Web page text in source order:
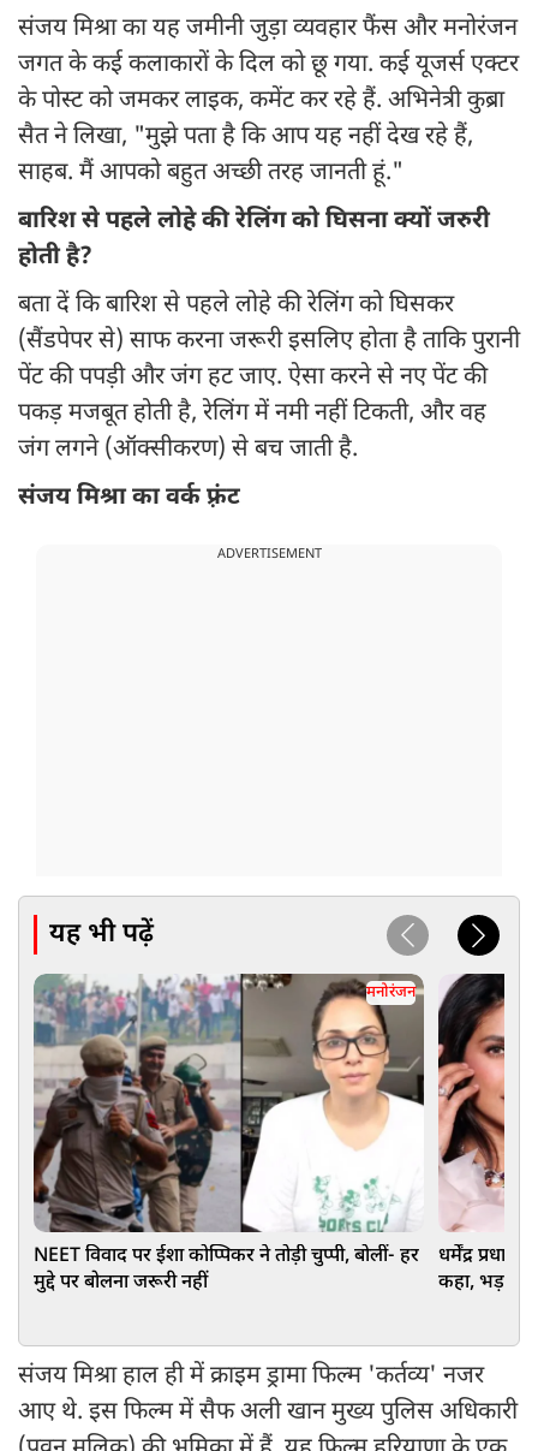
संजय मिश्रा का यह जमीनी जुड़ा व्यवहार फैंस और मनोरंजन
जगत के कई कलाकारों के दिल को छू गया. कई यूजर्स एक्टर
के पोस्ट को जमकर लाइक, कमेंट कर रहे हैं. अभिनेत्री कुब्रा
सैत ने लिखा, "मुझे पता है कि आप यह नहीं देख रहे हैं,
साहब. मैं आपको बहुत अच्छी तरह जानती हूं."
बारिश से पहले लोहे की रेलिंग को घिसना क्यों जरुरी
होती है?
बता दें कि बारिश से पहले लोहे की रेलिंग को घिसकर
(सैंडपेपर से) साफ करना जरूरी इसलिए होता है ताकि पुरानी
पेंट की पपड़ी और जंग हट जाए. ऐसा करने से नए पेंट की
पकड़ मजबूत होती है, रेलिंग में नमी नहीं टिकती, और वह
जंग लगने (ऑक्सीकरण) से बच जाती है.
संजय मिश्रा का वर्क फ़्रंट
ADVERTISEMENT
यह भी पढ़ें
मनोरंजन
NEET विवाद पर ईशा कोप्पिकर ने तोड़ी चुप्पी, बोलीं- हर
मुद्दे पर बोलना जरूरी नहीं
धर्मेंद्र प्रधान
कहा, भड़क
संजय मिश्रा हाल ही में क्राइम ड्रामा फिल्म 'कर्तव्य' नजर
आए थे. इस फिल्म में सैफ अली खान मुख्य पुलिस अधिकारी